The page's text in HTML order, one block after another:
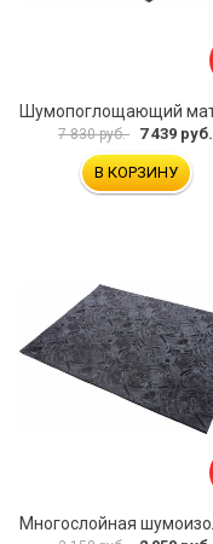
7 830 руб. 7 439 руб.
В КОРЗИНУ